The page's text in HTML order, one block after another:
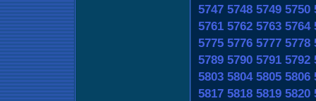
5747 5748 5749 5750
5761 5762 5763 5764
5775 5776 5777 5778
5789 5790 5791 5792
5803 5804 5805 5806
5817 5818 5819 5820